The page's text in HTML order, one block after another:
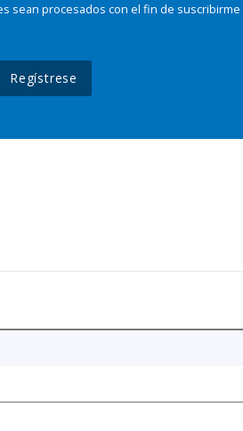
sean procesados con el fin de
Regístrese